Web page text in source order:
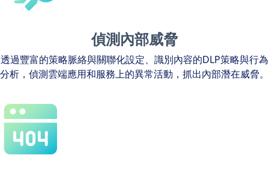
偵測內部威脅
透過豐富的策略脈絡與關聯化設定、識別內容的DLP策略與行為
分析，偵測雲端應用和服務上的異常活動，抓出內部潛在威脅。